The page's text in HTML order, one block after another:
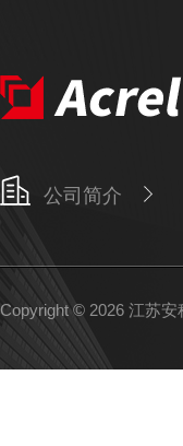
公司简介
Copyright © 2026 江苏